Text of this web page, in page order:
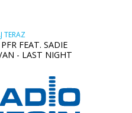
TERAZ
FEAT. SADIE
- LAST NIGHT